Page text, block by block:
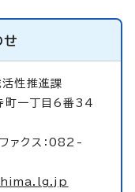
せ
活性推進課
一丁目6番34
ァクス：082-